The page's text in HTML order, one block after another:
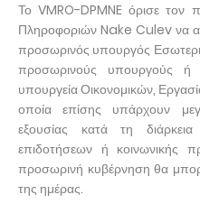
Το VMRO-DPMNE όρισε τον
Πληροφοριών Nake Culev να
προσωρινός υπουργός
προσωρινούς υπουργούς ή
υπουργεία Οικονομικών,
οποία επίσης υπάρχουν
εξουσίας κατά τη
επιδοτήσεων ή κοινωνικής
προσωρινή κυβέρνηση θα
της ημέρας.